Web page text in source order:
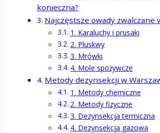
konieczna?
Najczęstsze owady zwalczane
1. Karaluchy i prusaki
2. Pluskwy
3. Mrówki
4. Mole spożywcze
Metody dezynsekcji w
1. Metody chemiczne
2. Metody fizyczne
3. Dezynsekcja termiczna
4. Dezynsekcja gazowa